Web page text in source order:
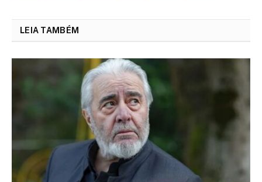
LEIA TAMBÉM